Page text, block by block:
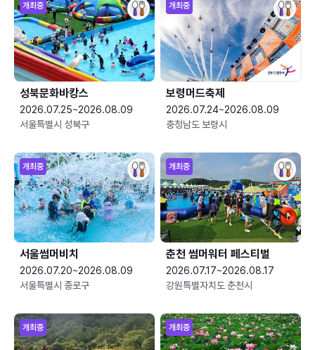
개최중
성북문화바캉스
2026.07.25~2026.08.09
서울특별시 성북구
개최중
보령머드축제
2026.07.24~2026.08.09
충청남도 보령시
개최중
서울썸머비치
2026.07.20~2026.08.09
서울특별시 종로구
개최중
춘천 썸머워터 페스티벌
2026.07.17~2026.08.17
강원특별자치도 춘천시
개최중 개최중